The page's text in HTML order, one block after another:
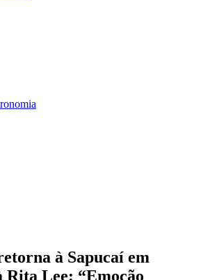
à Sapucaí em
Rita Lee: “Emoção